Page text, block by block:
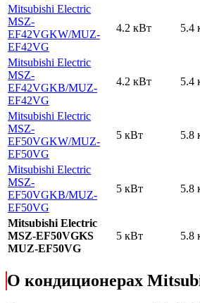
Mitsubishi Electric
MSZ-
EF42VGKW/MUZ-
EF42VG
4.2 кВт 5.4
Mitsubishi Electric
MSZ-
EF42VGKB/MUZ-
EF42VG
4.2 кВт 5.4
Mitsubishi Electric
MSZ-
EF50VGKW/MUZ-
EF50VG
5 кВт 5.8
Mitsubishi Electric
MSZ-
EF50VGKB/MUZ-
EF50VG
5 кВт 5.8
Mitsubishi Electric
MSZ-EF50VGKS
MUZ-EF50VG
5 кВт 5.8
О кондиционерах